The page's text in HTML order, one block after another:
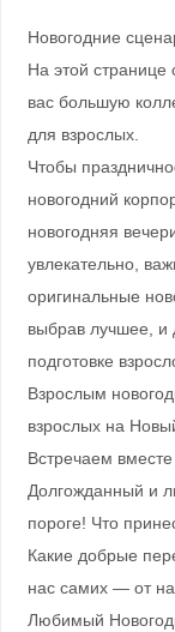
Новогодние
На этой
вас большую
для взрослых.
Чтобы
новогодний
новогодняя
увлекательно,
оригинальные
выбрав лучшее, и
подготовке
Взрослым
взрослых на
Встречаем
Долгожданный и
пороге! Что
Какие добрые
нас самих — от
Любимый